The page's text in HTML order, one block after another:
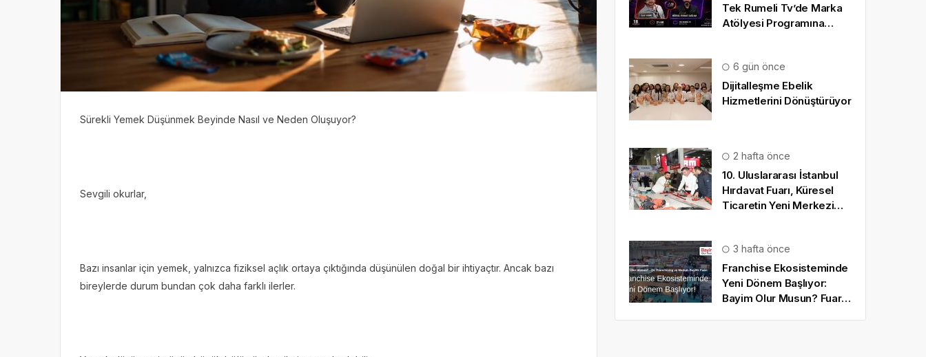
Sürekli Yemek Düşünmek Beyinde Nasıl ve Neden Oluşuyor?
Sevgili okurlar,
Bazı insanlar için yemek, yalnızca fiziksel açlık ortaya çıktığında düşünülen doğal bir ihtiyaçtır. Ancak bazı
bireylerde durum bundan çok daha farklı ilerler.
Tek Rumeli Tv’de Marka
Atölyesi Programına
6 gün önce
Dijitalleşme Ebelik
Hizmetlerini Dönüştürüyor
2 hafta önce
10. Uluslararası İstanbul
Hırdavat Fuarı, Küresel
Ticaretin Yeni Merkezi
3 hafta önce
Franchise Ekosisteminde
Yeni Dönem Başlıyor:
Bayim Olur Musun? Fuarı